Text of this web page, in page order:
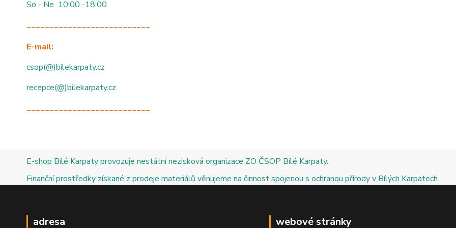
So - Ne 10:00 -18:00
___________________________
E-mail:
csop(@)bilekarpaty.cz
recepce(@)bilekarpaty.cz
___________________________
E-shop Bílé Karpaty provozuje nestátní nezisková organizace ZO ČSOP Bílé Karpaty.
Finanční prostředky získané z prodeje materiálů věnujeme na činnost spojenou s ochranou přírody v Bílých Karpatech.
adresa webové stránky